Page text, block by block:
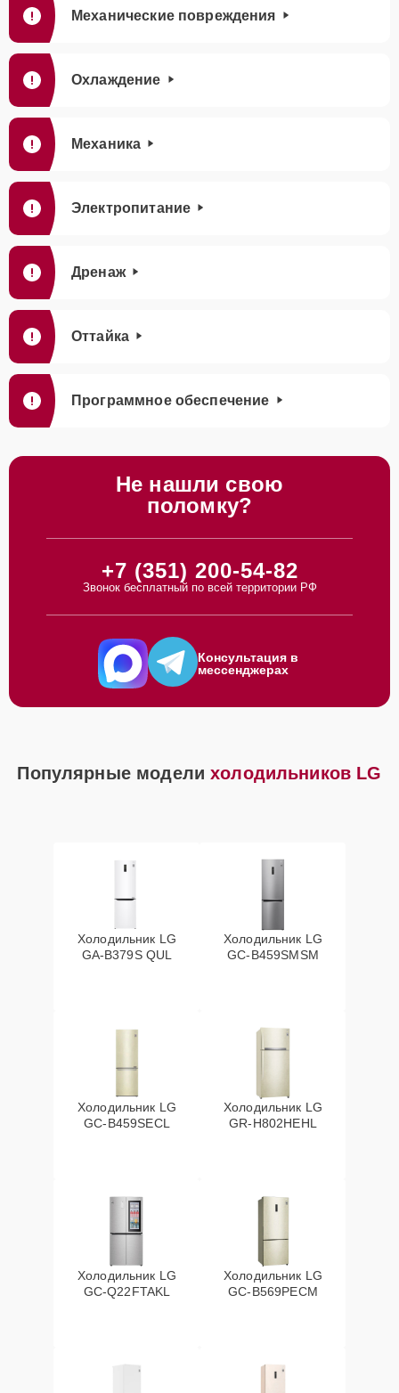
Механические повреждения
Охлаждение
Механика
Электропитание
Дренаж
Оттайка
Программное обеспечение
Не нашли свою
поломку?
+7 (351) 200-54-82
Звонок бесплатный по всей территории РФ
Консультация в
мессенджерах
Популярные моделихолодильников LG
Холодильник LG
GA-B379S QUL
Холодильник LG
GC-B459SMSM
Холодильник LG
GC-B459SECL
Холодильник LG
GR-H802HEHL
Холодильник LG
GC-Q22FTAKL
Холодильник LG
GC-B569PECM